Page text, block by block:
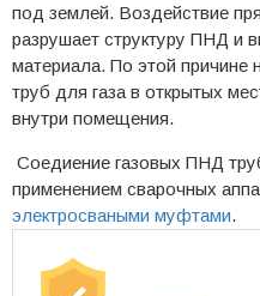
под землей. Воздействие
разрушает структуру ПНД
материала. По этой
труб для газа в открытых
внутри помещения.
Соедиение газовых ПНД
применением сварочных
электросваными муфтами.